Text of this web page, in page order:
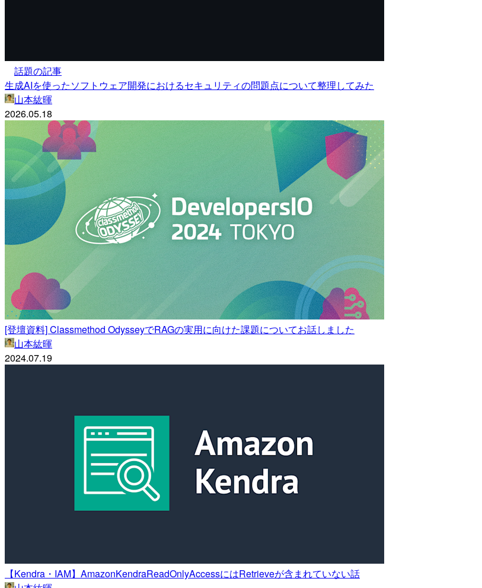
話題の記事
生成AIを使ったソフトウェア開発におけるセキュリティの問題点について整理してみた
山本紘暉
2026.05.18
[登壇資料] Classmethod OdysseyでRAGの実用に向けた課題についてお話しました
山本紘暉
2024.07.19
【Kendra・IAM】AmazonKendraReadOnlyAccessにはRetrieveが含まれていない話